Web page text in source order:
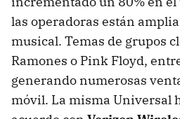
las operadoras están
musical. Temas de grupos
Ramones o Pink Floyd,
generando numerosas
móvil. La misma Universal